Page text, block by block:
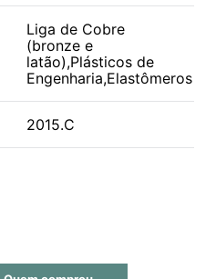
Liga de Cobre
(bronze e
latão),Plásticos de
Engenharia,Elastômeros
2015.C